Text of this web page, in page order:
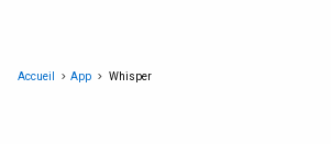
Accueil App Whisper